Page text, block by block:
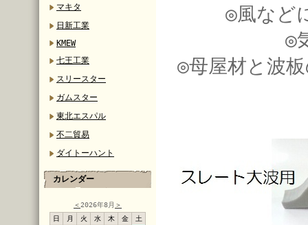
マキタ
日新工業
KMEW
七王工業
スリースター
ガムスター
東北エスパル
不二貿易
ダイトーハント
カレンダー
＜2026年8月 ＞
日
月 火 水 木 金
土
◎風など
◎
◎母屋材と波